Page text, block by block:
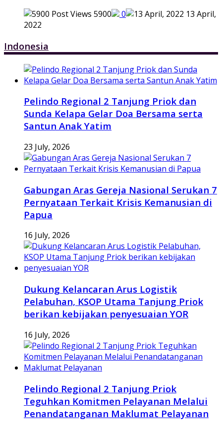
5900 0
13 April,
2022
Indonesia
Pelindo Regional 2 Tanjung Priok dan
Sunda Kelapa Gelar Doa Bersama serta
Santun Anak Yatim
23 July, 2026
Gabungan Aras Gereja Nasional Serukan 7
Pernyataan Terkait Krisis Kemanusian di
Papua
16 July, 2026
Dukung Kelancaran Arus Logistik
Pelabuhan, KSOP Utama Tanjung Priok
berikan kebijakan penyesuaian YOR
16 July, 2026
Pelindo Regional 2 Tanjung Priok
Teguhkan Komitmen Pelayanan Melalui
Penandatanganan Maklumat Pelayanan